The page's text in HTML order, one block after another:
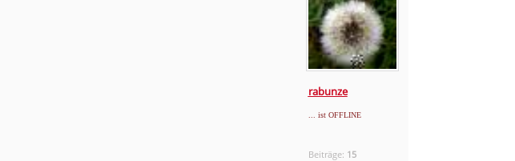
rabunze
... ist OFFLINE
Beiträge: 15